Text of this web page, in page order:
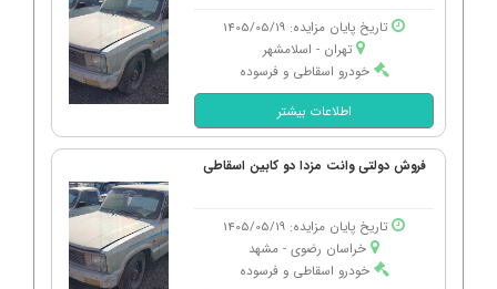
تاریخ پایان مزایده: 1405/05/19
تهران - اسلامشهر
خودرو اسقاطی و فرسوده
اطلاعات بیشتر
فروش دولتی وانت مزدا دو کابین اسقاطی
تاریخ پایان مزایده: 1405/05/19
خراسان رضوی - مشهد
خودرو اسقاطی و فرسوده